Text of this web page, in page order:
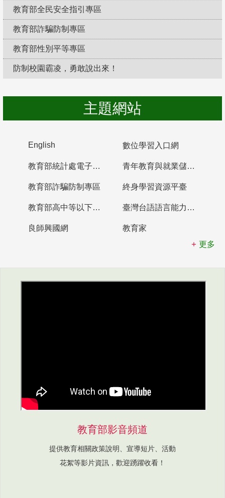
教育部全民安全指引專區
教育部詐騙防制專區
教育部性別平等專區
防制校園霸凌，勇敢說出來！
主題網站
English 數位學習入口網
教育部統計處電子書櫃 青年教育與就業儲蓄帳戶
教育部詐騙防制專區 終身學習資源平臺
教育部高中等以下學校及幼兒園教師資格檢定考試 臺灣台語語言能力認證網站
良師興國網
教育家
更多
教育部影音頻道
提供教育相關政策說明、宣導短片、活動
花絮等影片資訊，歡迎踴躍收看！